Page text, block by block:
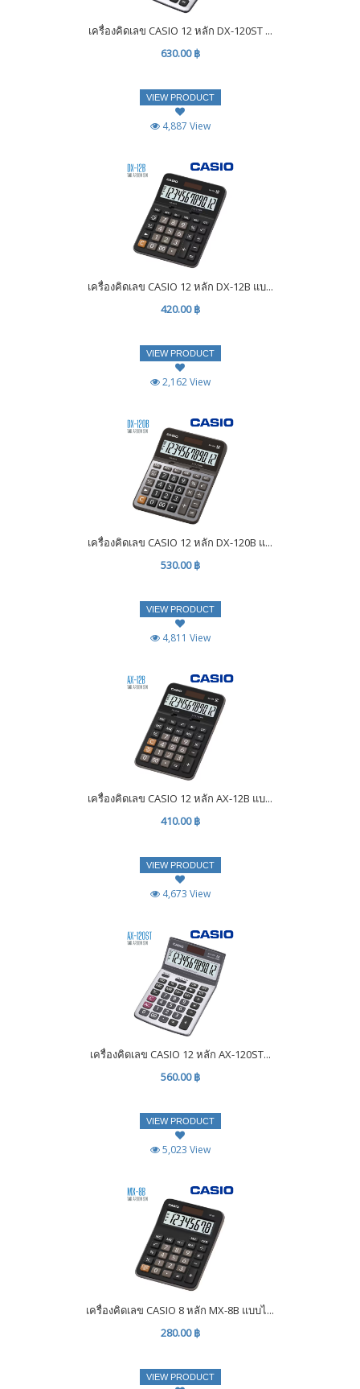
เครื่องคิดเลข CASIO 12 หลัก DX-120ST ...
630.00 ฿
VIEW PRODUCT
4,887 View
เครื่องคิดเลข CASIO 12 หลัก DX-12B แบ...
420.00 ฿
VIEW PRODUCT
2,162 View
เครื่องคิดเลข CASIO 12 หลัก DX-120B แ...
530.00 ฿
VIEW PRODUCT
4,811 View
เครื่องคิดเลข CASIO 12 หลัก AX-12B แบ...
410.00 ฿
VIEW PRODUCT
4,673 View
เครื่องคิดเลข CASIO 12 หลัก AX-120ST...
560.00 ฿
VIEW PRODUCT
5,023 View
เครื่องคิดเลข CASIO 8 หลัก MX-8B แบบไ...
280.00 ฿
VIEW PRODUCT